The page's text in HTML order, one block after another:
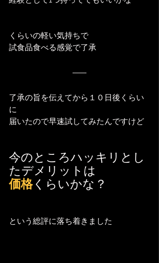
くらいの軽い気持ちで
試食品食べる感覚で了承
了承の旨を伝えてから１０日後くらい
に
届いたので早速試してみたんですけど
今のところハッキリとし
たデメリットは
価格くらいかな？
という総評に落ち着きました